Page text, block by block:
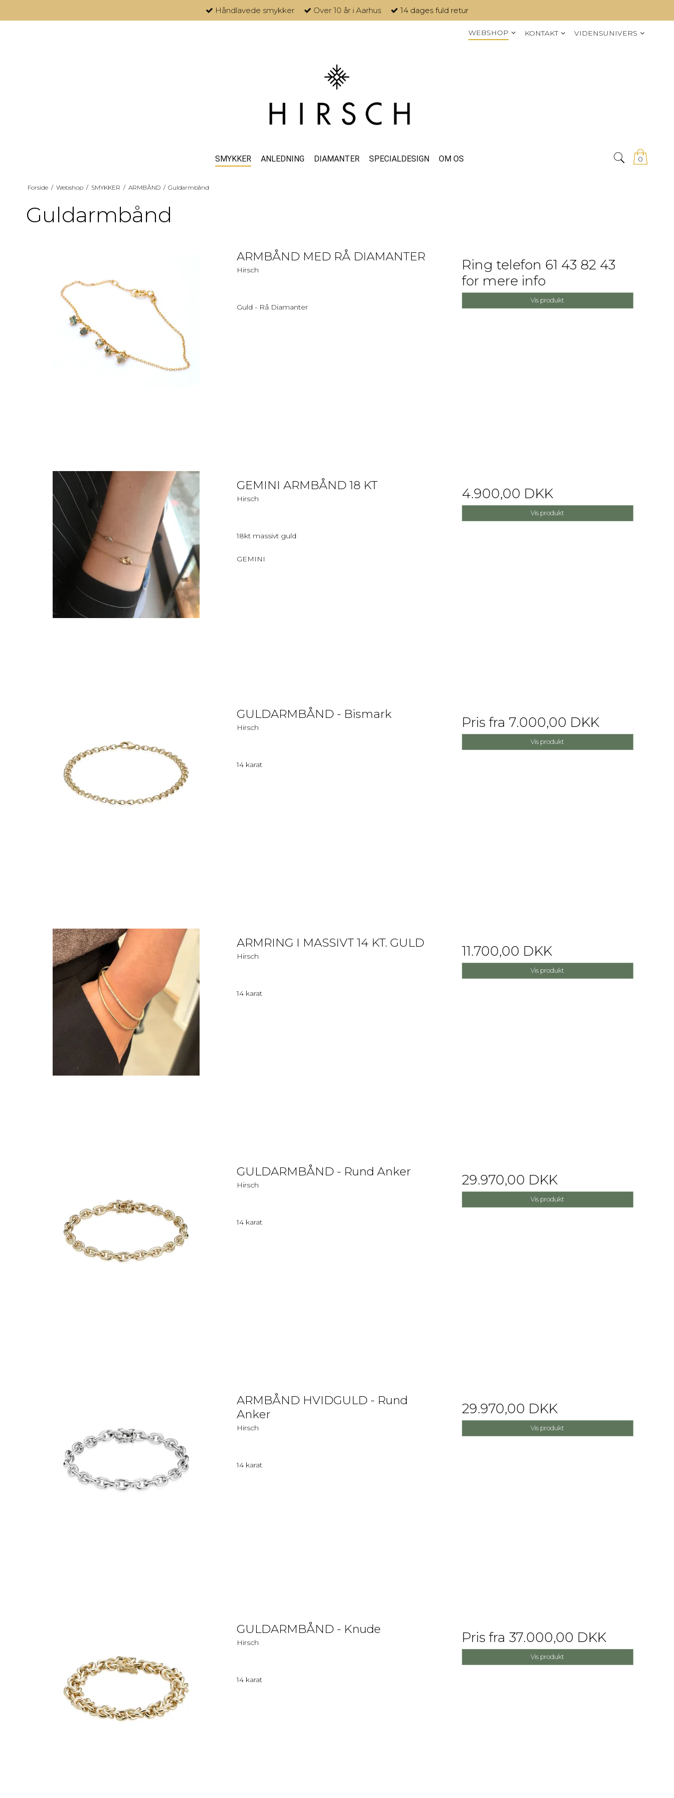
Håndlavede smykker Over 10 år i Aarhus 14 dages fuld retur
WEBSHOP KONTAKT VIDENSUNIVERS
0
SMYKKER ANLEDNING DIAMANTER SPECIALDESIGN OM OS
Forside / Webshop / SMYKKER / ARMBÅND / Guldarmbånd
Guldarmbånd
ARMBÅND MED RÅ DIAMANTER
Hirsch
Guld - Rå Diamanter
Ring telefon 61 43 82 43
for mere info
Vis produkt
GEMINI ARMBÅND 18 KT
Hirsch
18kt massivt guld
GEMINI
4.900,00 DKK
Vis produkt
GULDARMBÅND - Bismark
Hirsch
14 karat
Pris fra 7.000,00 DKK
Vis produkt
ARMRING I MASSIVT 14 KT. GULD
Hirsch
14 karat
11.700,00 DKK
Vis produkt
GULDARMBÅND - Rund Anker
Hirsch
14 karat
29.970,00 DKK
Vis produkt
ARMBÅND HVIDGULD - Rund
Anker
Hirsch
14 karat
29.970,00 DKK
Vis produkt
GULDARMBÅND - Knude
Hirsch
14 karat
Pris fra 37.000,00 DKK
Vis produkt